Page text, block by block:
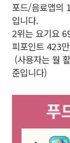
포드/음료앱의
입니다.
2위는 요기요
피포인트 423
(사용자는 월
준입니다)